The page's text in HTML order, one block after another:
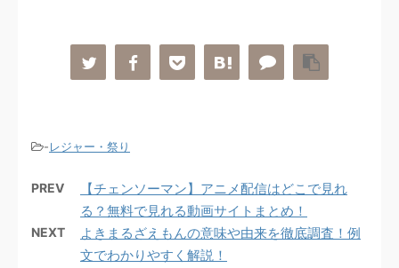
-レジャー・祭り
PREV
【チェンソーマン】アニメ配信はどこで見れ
る？無料で見れる動画サイトまとめ！
NEXT
よきまるざえもんの意味や由来を徹底調査！例
文でわかりやすく解説！